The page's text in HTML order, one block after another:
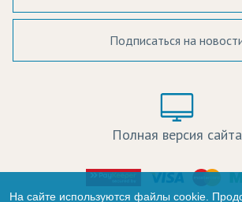
Подписаться на
Полная версия сайта
-
На сайте используются файлы cookie.